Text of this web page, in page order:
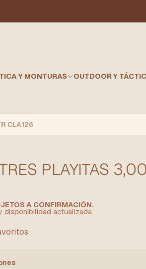
Y MONTURAS OUTDOOR Y
CLA126
PLAYITAS
A CONFIRMACIÓN.
disponibilidad actualizada.